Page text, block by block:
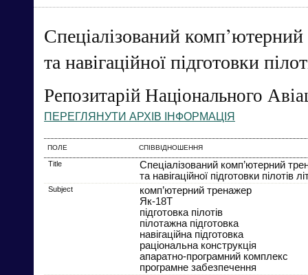
Спеціалізований
та навігаційної підготовки
Репозитарій Національного
ПЕРЕГЛЯНУТИ АРХІВ ІНФОРМАЦІЯ
ПОЛЕ СПІВВІДНОШЕННЯ
Title
Спеціалізований комп’ютерний
та навігаційної підготовки пілотів
Subject
комп’ютерний тренажер
Як-18Т
підготовка пілотів
пілотажна підготовка
навігаційна підготовка
раціональна конструкція
апаратно-програмний комплекс
програмне забезпечення